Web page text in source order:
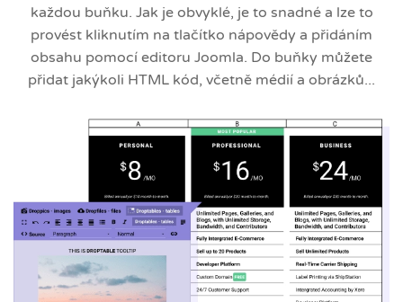
každou buňku. Jak je obvyklé, je to snadné a lze to
provést kliknutím na tlačítko nápovědy a přidáním
obsahu pomocí editoru Joomla. Do buňky můžete
přidat jakýkoli HTML kód, včetně médií a obrázků...